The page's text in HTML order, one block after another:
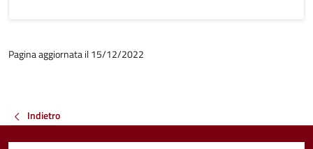
Pagina aggiornata il 15/12/2022
Indietro